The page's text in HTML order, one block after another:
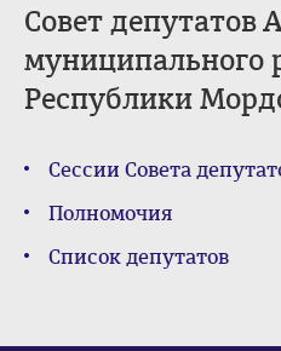
Совет депутатов
муниципального
Республики
Сессии Совета
Полномочия
Список депутатов